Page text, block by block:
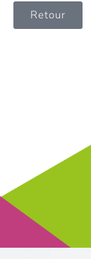
Retour